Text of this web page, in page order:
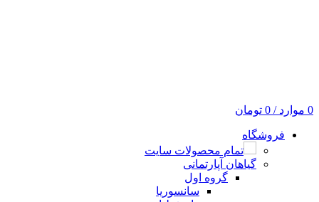
0 موارد /
0 تومان
فروشگاه
تمام محصولات سایت
گیاهان آپارتمانی
گروه اول
سانسوریا